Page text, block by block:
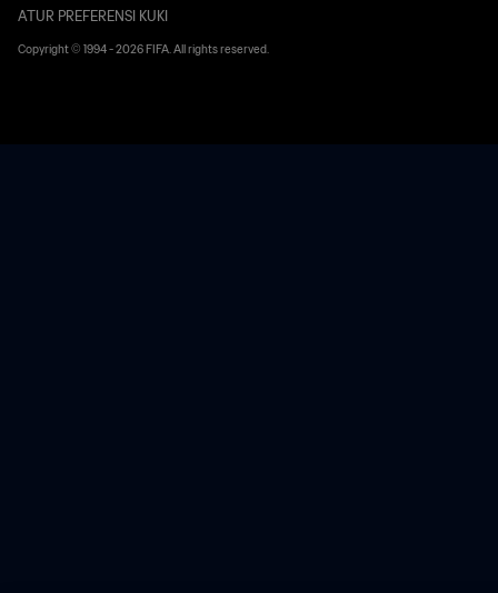
ATUR PREFERENSI KUKI
Copyright © 1994 - 2026 FIFA. All rights reserved.